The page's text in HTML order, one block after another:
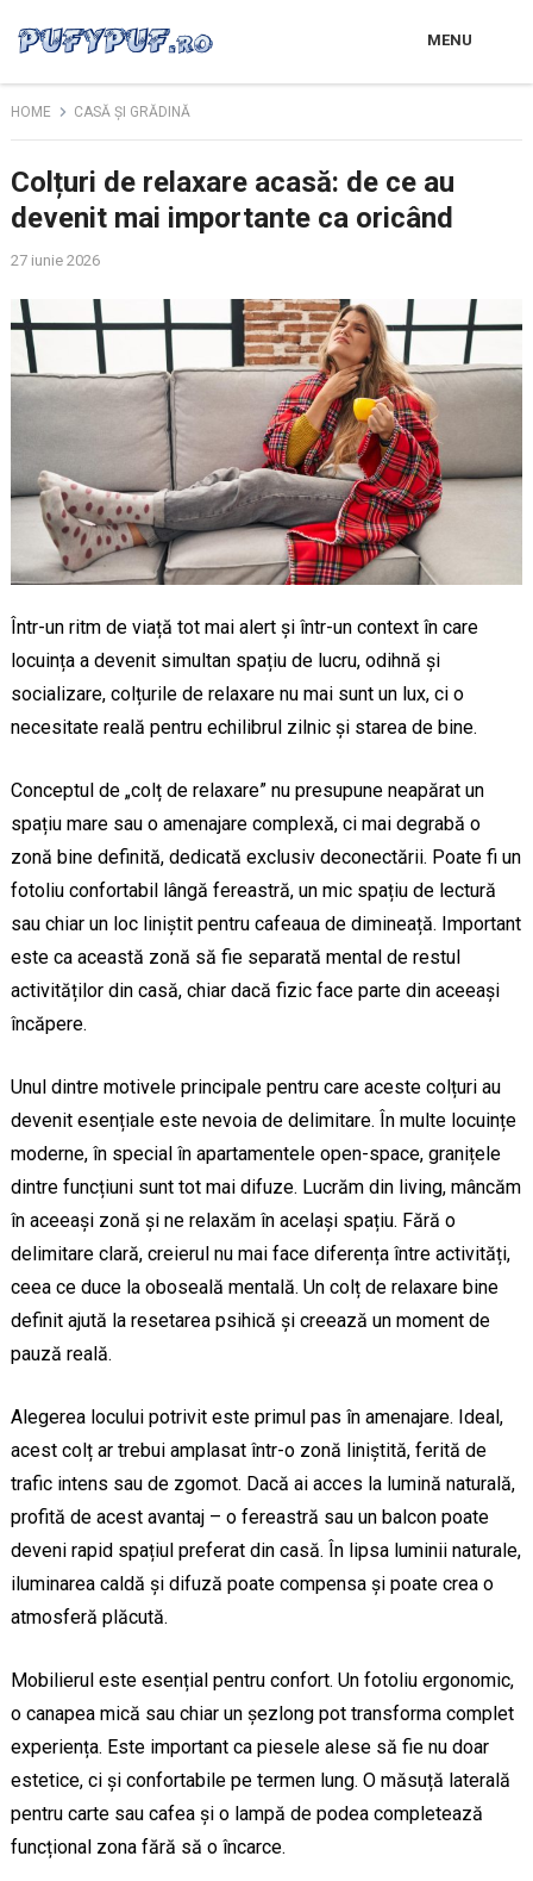
MENU
HOME CASĂ ȘI GRĂDINĂ
Colțuri de relaxare acasă: de ce au
devenit mai importante ca oricând
27 iunie 2026
Într-un ritm de viață tot mai alert și într-un context în care
locuința a devenit simultan spațiu de lucru, odihnă și
socializare, colțurile de relaxare nu mai sunt un lux, ci o
necesitate reală pentru echilibrul zilnic și starea de bine.
Conceptul de „colț de relaxare” nu presupune neapărat un
spațiu mare sau o amenajare complexă, ci mai degrabă o
zonă bine definită, dedicată exclusiv deconectării. Poate fi un
fotoliu confortabil lângă fereastră, un mic spațiu de lectură
sau chiar un loc liniștit pentru cafeaua de dimineață. Important
este ca această zonă să fie separată mental de restul
activităților din casă, chiar dacă fizic face parte din aceeași
încăpere.
Unul dintre motivele principale pentru care aceste colțuri au
devenit esențiale este nevoia de delimitare. În multe locuințe
moderne, în special în apartamentele open-space, granițele
dintre funcțiuni sunt tot mai difuze. Lucrăm din living, mâncăm
în aceeași zonă și ne relaxăm în același spațiu. Fără o
delimitare clară, creierul nu mai face diferența între activități,
ceea ce duce la oboseală mentală. Un colț de relaxare bine
definit ajută la resetarea psihică și creează un moment de
pauză reală.
Alegerea locului potrivit este primul pas în amenajare. Ideal,
acest colț ar trebui amplasat într-o zonă liniștită, ferită de
trafic intens sau de zgomot. Dacă ai acces la lumină naturală,
profită de acest avantaj – o fereastră sau un balcon poate
deveni rapid spațiul preferat din casă. În lipsa luminii naturale,
iluminarea caldă și difuză poate compensa și poate crea o
atmosferă plăcută.
Mobilierul este esențial pentru confort. Un fotoliu ergonomic,
o canapea mică sau chiar un șezlong pot transforma complet
experiența. Este important ca piesele alese să fie nu doar
estetice, ci și confortabile pe termen lung. O măsuță laterală
pentru carte sau cafea și o lampă de podea completează
funcțional zona fără să o încarce.